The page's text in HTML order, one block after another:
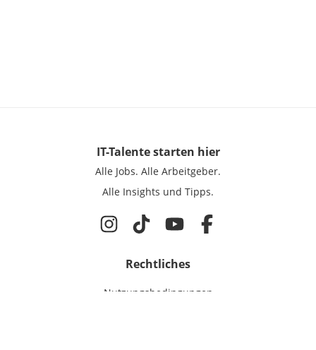
IT-Talentestarten hier
Alle Jobs. Alle Arbeitgeber.
Alle Insights und Tipps.
Rechtliches
Nutzungsbedingungen